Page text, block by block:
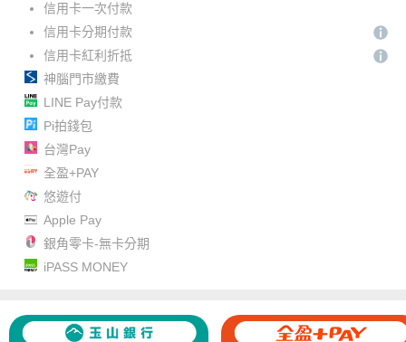
信用卡一次付款
信用卡分期付款
信用卡紅利折抵
神腦門市繳費
LINE Pay付款
Pi拍錢包
台灣Pay
全盈+PAY
悠遊付
Apple Pay
銀角零卡-無卡分期
iPASS MONEY